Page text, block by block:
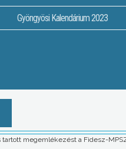
Gyöngyösi Kalendárium 2023
tartott megemlékezést a Fidesz-